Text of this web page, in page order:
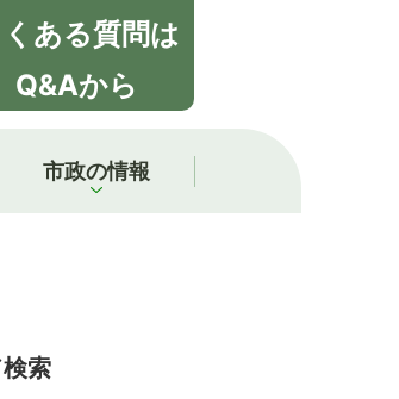
ある質問は
Q&Aから
市政の情報
索